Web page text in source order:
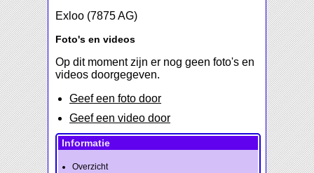
Exloo (7875 AG)
Foto's en videos
Op dit moment zijn er nog geen foto's en
videos doorgegeven.
Geef een foto door
Geef een video door
Informatie
Overzicht